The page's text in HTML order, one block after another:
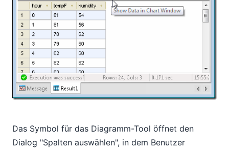
Das Symbol für das Diagramm-Tool öffnet den
Dialog "Spalten auswählen", in dem Benutzer